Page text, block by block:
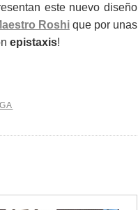
este nuevo diseño
Roshique por unas
epistaxis!